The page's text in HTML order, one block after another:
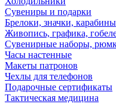
Сувениры и подарки
Брелоки, значки, карабины
Живопись, графика,
Сувенирные наборы,
Часы настенные
Макеты патронов
Чехлы для телефонов
Подарочные сертификаты
Тактическая медицина